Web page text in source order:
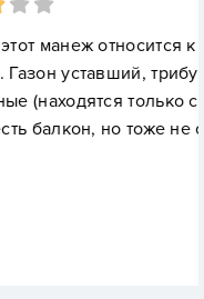
к академии
трибуны
только с одной
тоже не особо